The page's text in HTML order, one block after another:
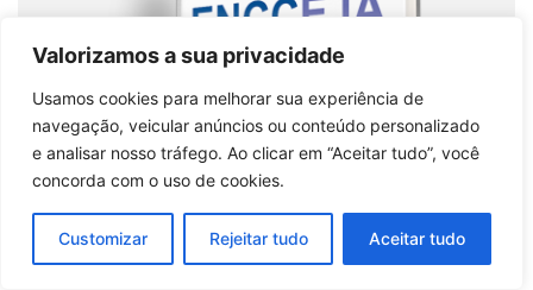
Valorizamos a sua privacidade
Usamos cookies para melhorar sua experiência de
navegação, veicular anúncios ou conteúdo personalizado
e analisar nosso tráfego. Ao clicar em “Aceitar tudo”, você
concorda com o uso de cookies.
Customizar Rejeitar tudo Aceitar tudo